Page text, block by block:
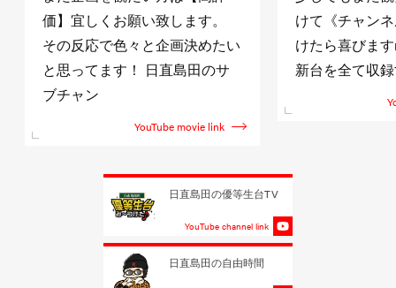
価】宜しくお願い致します。
その反応で色々と企画決めたい
と思ってます！ 日直島田のサ
ブチャン
YouTube movie link
けて《チャン
けたら喜びま
新台を全て収
日直島田の優等生台TV
YouTube channel link
日直島田の自由時間